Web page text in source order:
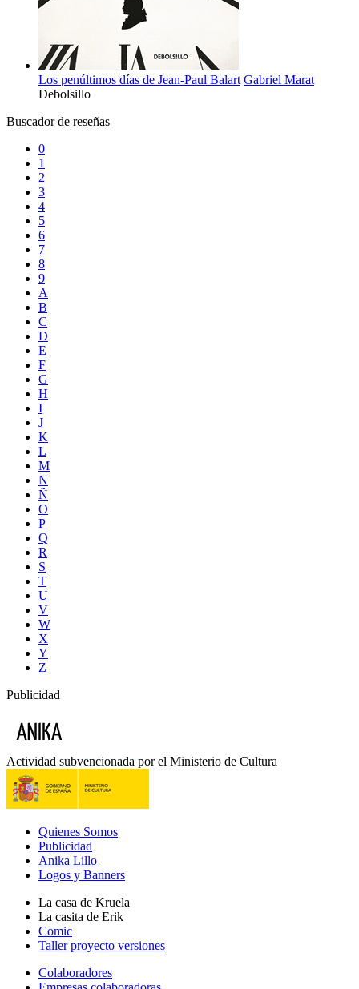
Los penúltimos días de Jean-Paul Balart Gabriel Marat
Debolsillo
Buscador de reseñas
0
1
2
3
4
5
6
7
8
9
A
B
C
D
E
F
G
H
I
J
K
L
M
N
Ñ
O
P
Q
R
S
T
U
V
W
X
Y
Z
Publicidad
Actividad subvencionada por el Ministerio de Cultura
Quienes Somos
Publicidad
Anika Lillo
Logos y Banners
La casa de Kruela
La casita de Erik
Comic
Taller proyecto versiones
Colaboradores